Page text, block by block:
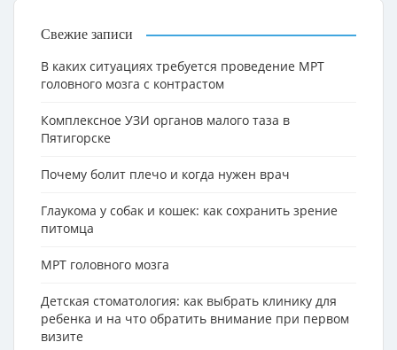
Свежие записи
В каких ситуациях требуется проведение МРТ
головного мозга с контрастом
Комплексное УЗИ органов малого таза в
Пятигорске
Почему болит плечо и когда нужен врач
Глаукома у собак и кошек: как сохранить зрение
питомца
МРТ головного мозга
Детская стоматология: как выбрать клинику для
ребенка и на что обратить внимание при первом
визите